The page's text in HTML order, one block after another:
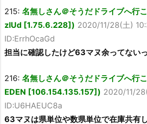
215: 名無しさん＠そうだドライブへ行
zlUd [1.75.6.228]) 2020/11/28(土)
ID:ErrhOcaGd
担当に確認したけど63マヌ余ってない
216: 名無しさん＠そうだドライブへ行
EDEN [106.154.135.157]) 2020/11/
ID:U6HAEUC8a
63マヌは県単位や数県単位で在庫共有